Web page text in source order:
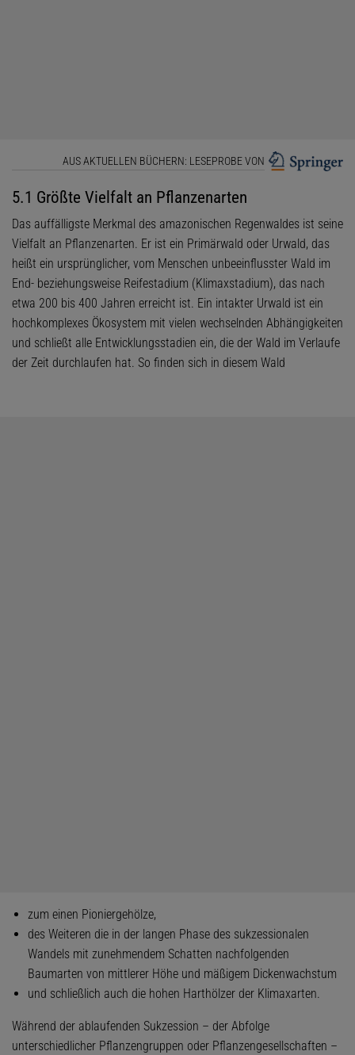
AUS AKTUELLEN BÜCHERN: LESEPROBE VON
5.1 Größte Vielfalt an Pflanzenarten
Das auffälligste Merkmal des amazonischen Regenwaldes ist seine
Vielfalt an Pflanzenarten. Er ist ein Primärwald oder Urwald, das
heißt ein ursprünglicher, vom Menschen unbeeinflusster Wald im
End- beziehungsweise Reifestadium (Klimaxstadium), das nach
etwa 200 bis 400 Jahren erreicht ist. Ein intakter Urwald ist ein
hochkomplexes Ökosystem mit vielen wechselnden Abhängigkeiten
und schließt alle Entwicklungsstadien ein, die der Wald im Verlaufe
der Zeit durchlaufen hat. So finden sich in diesem Wald
zum einen Pioniergehölze,
des Weiteren die in der langen Phase des sukzessionalen
Wandels mit zunehmendem Schatten nachfolgenden
Baumarten von mittlerer Höhe und mäßigem Dickenwachstum
und schließlich auch die hohen Harthölzer der Klimaxarten.
Während der ablaufenden Sukzession – der Abfolge
unterschiedlicher Pflanzengruppen oder Pflanzengesellschaften –